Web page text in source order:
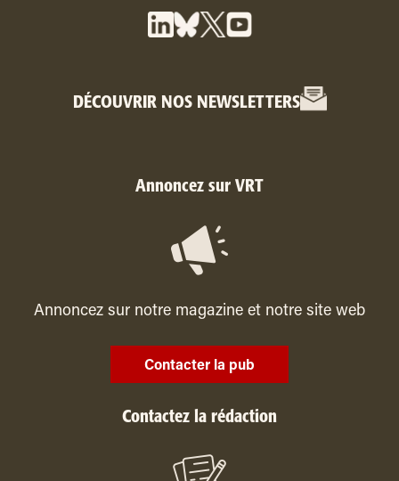
DÉCOUVRIR NOS NEWSLETTERS
Annoncez sur VRT
Annoncez sur notre magazine et notre site web
Contacter la pub
Contactez la rédaction